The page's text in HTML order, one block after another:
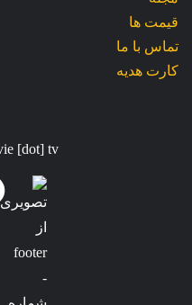
قیمت ها
تماس با ما
کارت هدیه
[dot] tv